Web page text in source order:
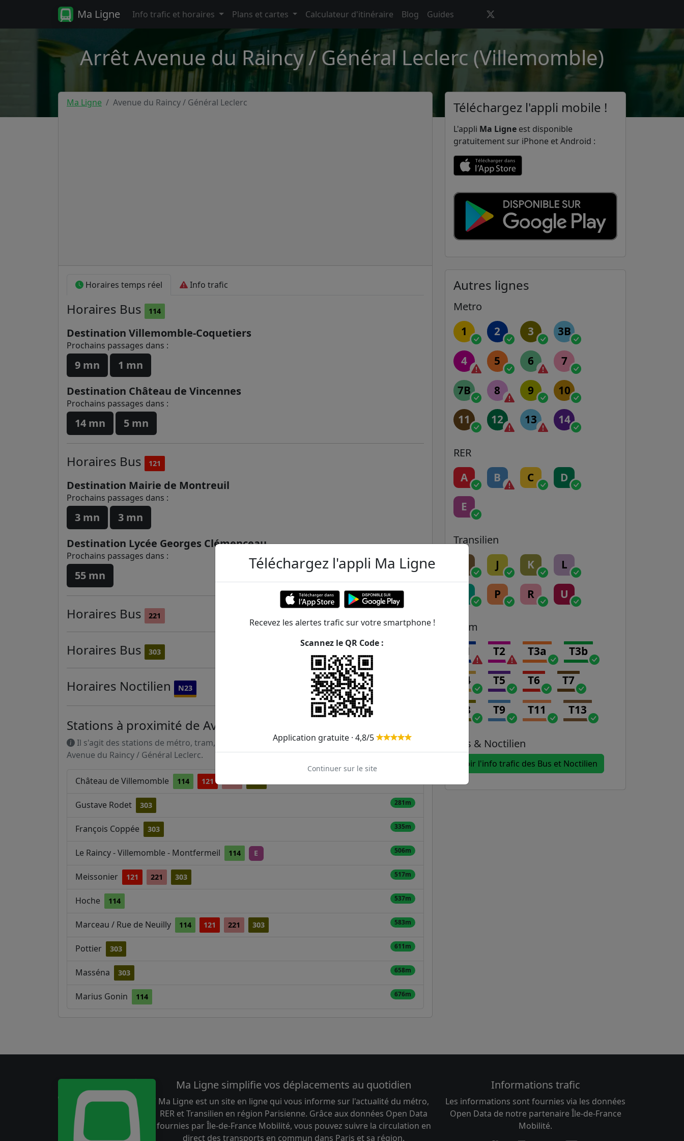
Ma Ligne Info trafic et horaires Plans et cartes Calculateur d'itinéraire Blog Guides
Arrêt Avenue du Raincy / Général Leclerc (Villemomble)
Ma Ligne Avenue du Raincy / Général Leclerc
Horaires temps réel Info trafic
Horaires Bus 114
Destination Villemomble-Coquetiers
Prochains passages dans :
9 mn
1 mn
Destination Château de Vincennes
Prochains passages dans :
14 mn 5 mn
Horaires Bus 121
Destination Mairie de Montreuil
Prochains passages dans :
3 mn
3 mn
Destination Lycée Georges Clémenceau
Prochains passages dans :
55 mn
Horaires Bus 221
Horaires Bus 303
Horaires Noctilien N23
Stations à proximité de Avenue du Raincy / Général Leclerc
Il s'agit des stations de métro, tram, RER et transilien situées à moins de 1km de la gare
Avenue du Raincy / Général Leclerc.
Château de Villemomble 114 121
Gustave Rodet 303 281m
François Coppée 303 335m
Le Raincy - Villemomble - Montfermeil 114 E 506m
Meissonier 121 221 303 517m
Hoche 114 537m
Marceau / Rue de Neuilly 114 121 221 303 583m
Pottier 303 611m
Masséna 303 658m
Marius Gonin 114 676m
Téléchargez l'appli mobile !
L'appli Ma Ligne est disponible
gratuitement sur iPhone et Android :
Autres lignes
Metro
1 2 3 3B
4 5 6 7
7B 8 9 10
11 12 13 14
RER
A B C D
E
Transilien
J K L
P R U
Tram
T1 T2 T3a T3b
T4 T5 T6 T7
T8 T9 T11 T13
Bus & Noctilien
Voir l'info trafic des Bus et Noctilien
Ma Ligne simplifie vos déplacements au quotidien
Ma Ligne est un site en ligne qui vous informe sur l'actualité du métro,
RER et Transilien en région Parisienne. Grâce aux données Open Data
fournies par Île-de-France Mobilité, vous pouvez suivre la circulation en
direct des transports en commun dans Paris et sa région.
Informations trafic
Les informations sont fournies via les données
Open Data de notre partenaire Île-de-France
Mobilité.
Téléchargez l'appli Ma Ligne
Recevez les alertes trafic sur votre smartphone !
Scannez le QR Code :
Application gratuite · 4,8/5
Continuer sur le site